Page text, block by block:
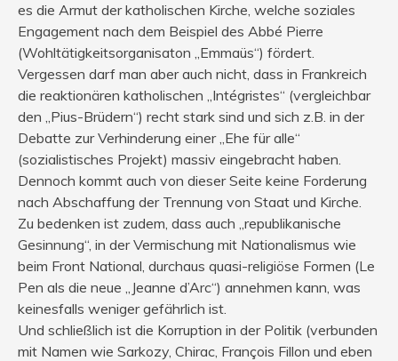
es die Armut der katholischen Kirche, welche soziales
Engagement nach dem Beispiel des Abbé Pierre
(Wohltätigkeitsorganisaton „Emmaüs“) fördert.
Vergessen darf man aber auch nicht, dass in Frankreich
die reaktionären katholischen „Intégristes“ (vergleichbar
den „Pius-Brüdern“) recht stark sind und sich z.B. in der
Debatte zur Verhinderung einer „Ehe für alle“
(sozialistisches Projekt) massiv eingebracht haben.
Dennoch kommt auch von dieser Seite keine Forderung
nach Abschaffung der Trennung von Staat und Kirche.
Zu bedenken ist zudem, dass auch „republikanische
Gesinnung“, in der Vermischung mit Nationalismus wie
beim Front National, durchaus quasi-religiöse Formen (Le
Pen als die neue „Jeanne d’Arc“) annehmen kann, was
keinesfalls weniger gefährlich ist.
Und schließlich ist die Korruption in der Politik (verbunden
mit Namen wie Sarkozy, Chirac, François Fillon und eben